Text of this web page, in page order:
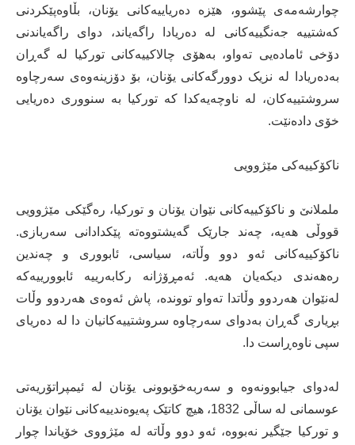
چوارشەمەی پێشوو، هێزە دەریاییەکانی یۆنان، بڵاوەپێکردنی
کەشتییە جەنگییەکانی لە دەریادا راگەیاند، دوای راگەیاندنی
دۆخی ئامادەیی تەواو، بەهۆی چالاکییەکانی تورکیا لە گەڕان
بەدەریادا لە نزیک دوورگەکانی یۆنان، بۆ دۆزینەوەی سەرچاوە
سروشتییەکان، لە ناوچەیەکدا کە تورکیا بە سنووری دەریایی
خۆی دادەنێت.
ناکۆکییەکی مێژوویی
ململانێ و ناکۆکییەکانی نێوان یۆنان و تورکیا، رەگێکی مێژوویی
قووڵی هەیە، چەند جارێک گەیشتووەتە پێکدادانی سەربازی.
ناکۆکییەکانی ئەو دوو وڵاتە، سیاسی، ئابووری و چەندین
رەهەندی دیکەیان هەیە. ئەمڕۆژانە رکابەرییە ئابوورییەکە
لەنێوان هەردوو وڵاتدا تەواو تووندە، پاش ئەوەی هەردوو وڵات
بڕیاری گەڕان بەدوای سەرچاوە سروشتییەکانیان دا لە دەریای
سپی ناوەڕاست دا.
لەدوای جیابوونەوە و سەربەخۆبوونی یۆنان لە ئیمپراتۆریەتی
عوسمانی لە ساڵی 1832، هیچ کاتێک پەیوەندییەکانی نێوان یۆنان
و تورکیا جێگیر نەبووە، ئەو دوو وڵاتە لە مێژووی خۆیاندا چوار